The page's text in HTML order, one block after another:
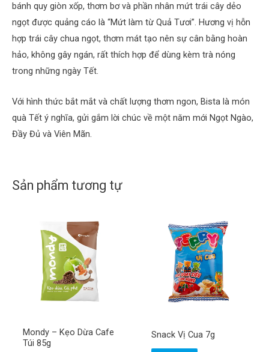
bánh quy giòn xốp, thơm bơ và phần nhân mứt trái cây dẻo
ngọt được quảng cáo là “Mứt làm từ Quả Tươi”. Hương vị hỗn
hợp trái cây chua ngọt, thơm mát tạo nên sự cân bằng hoàn
hảo, không gây ngán, rất thích hợp để dùng kèm trà nóng
trong những ngày Tết.
Với hình thức bắt mắt và chất lượng thơm ngon, Bista là món
quà Tết ý nghĩa, gửi gắm lời chúc về một năm mới Ngọt Ngào,
Đầy Đủ và Viên Mãn.
Sản phẩm tương tự
Mondy – Kẹo Dừa Cafe
Túi 85g
Snack Vị Cua 7g